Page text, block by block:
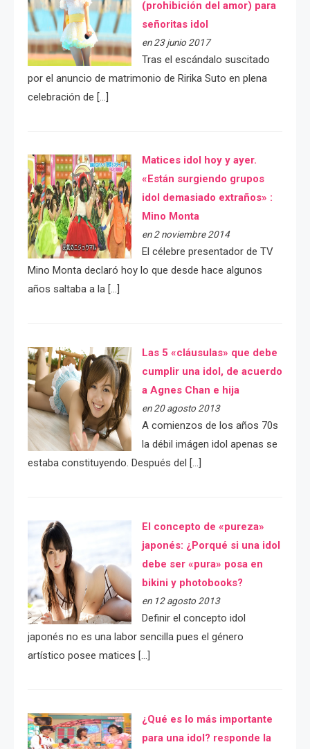
(prohibición del amor) para
señoritas idol
en 23 junio 2017
Tras el escándalo suscitado
por el anuncio de matrimonio de Ririka Suto en plena
celebración de […]
Matices idol hoy y ayer.
«Están surgiendo grupos
idol demasiado extraños» :
Mino Monta
en 2 noviembre 2014
El célebre presentador de TV
Mino Monta declaró hoy lo que desde hace algunos
años saltaba a la […]
Las 5 «cláusulas» que debe
cumplir una idol, de acuerdo
a Agnes Chan e hija
en 20 agosto 2013
A comienzos de los años 70s
la débil imágen idol apenas se
estaba constituyendo. Después del […]
El concepto de «pureza»
japonés: ¿Porqué si una idol
debe ser «pura» posa en
bikini y photobooks?
en 12 agosto 2013
Definir el concepto idol
japonés no es una labor sencilla pues el género
artístico posee matices […]
¿Qué es lo más importante
para una idol? responde la